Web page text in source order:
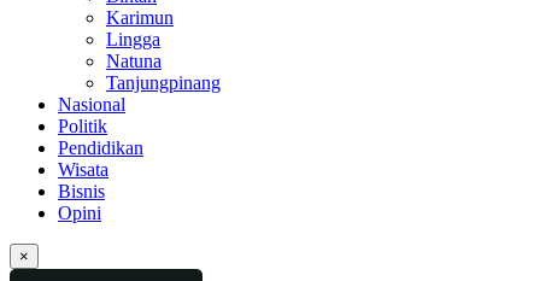
Karimun
Lingga
Natuna
Tanjungpinang
Nasional
Politik
Pendidikan
Wisata
Bisnis
Opini
×